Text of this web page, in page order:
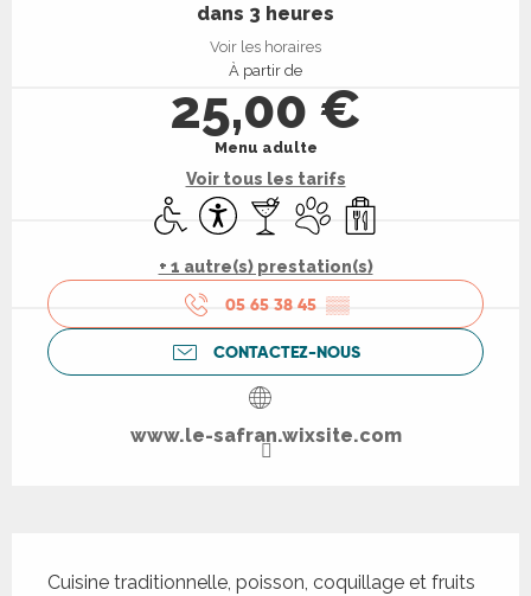
dans 3 heures
Voir les horaires
À partir de
25,00 €
Menu adulte
Voir tous les tarifs
Accès handicapés
AccessibilitéBar / Buvette
Animaux acceptés
Vente à emporter
+ 1 autre(s) prestation(s)
05 65 38 45 ▒▒
CONTACTEZ-NOUS
www.le-safran.wixsite.com
Cuisine traditionnelle, poisson, coquillage et fruits